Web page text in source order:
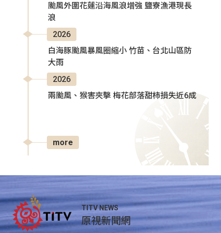
颱風外圍花蓮沿海風浪增強 鹽寮漁港現長
浪
2026
白海豚颱風暴風圈縮小 竹苗、台北山區防
大雨
2026
兩颱風、猴害夾擊 梅花部落甜柿損失近6成
more
TITV NEWS
原視新聞網